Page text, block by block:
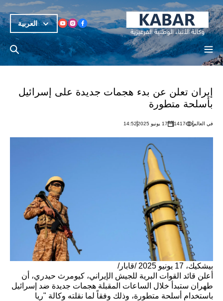
العربية
إيران تعلن عن بدء هجمات جديدة على إسرائيل
بأسلحة متطورة
في العالم 1417 17 يونيو 2025 14:52
بيشكيك، 17 يونيو 2025 /قابار/
أعلن قائد القوات البرية للجيش الإيراني، كيومرث حيدري، أن
طهران ستبدأ خلال الساعات المقبلة هجمات جديدة ضد إسرائيل
باستخدام أسلحة متطورة، وذلك وفقاً لما نقلته وكالة "ريا